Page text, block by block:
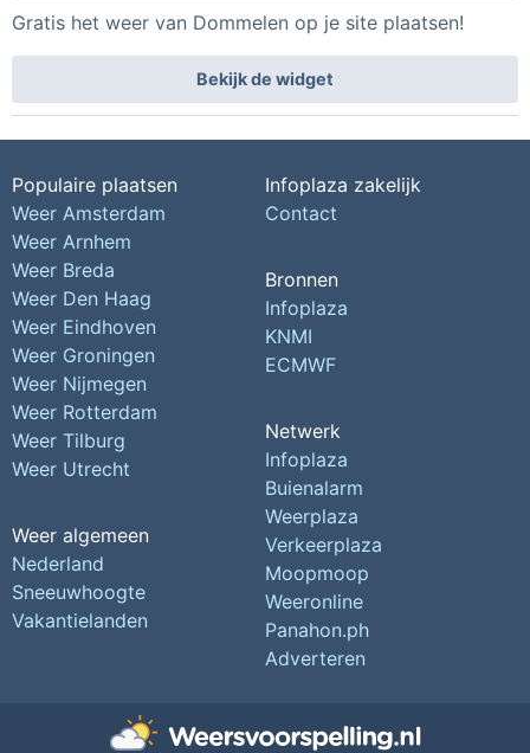
Gratis het weer van Dommelen op je site plaatsen!
Bekijk de widget
Populaire plaatsen
Weer Amsterdam
Weer Arnhem
Weer Breda
Weer Den Haag
Weer Eindhoven
Weer Groningen
Weer Nijmegen
Weer Rotterdam
Weer Tilburg
Weer Utrecht
Weer algemeen
Nederland
Sneeuwhoogte
Vakantielanden
Infoplaza zakelijk
Contact
Bronnen
Infoplaza
KNMI
ECMWF
Netwerk
Infoplaza
Buienalarm
Weerplaza
Verkeerplaza
Moopmoop
Weeronline
Panahon.ph
Adverteren